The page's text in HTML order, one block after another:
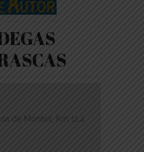
de Montiel, Km 11,4